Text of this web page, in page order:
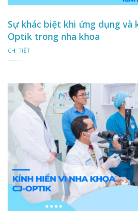
Sự khác biệt khi ứng dụng và
Optik trong nha khoa
CHI TIẾT